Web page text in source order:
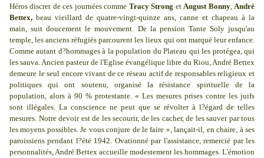
Héros discret de ces journées comme Tracy Strong etAugust Bonny,André
Bettex, beau vieillard de quatre-vingt-quinze ans, canne et chapeau à la
main, suit doucement le mouvement. De la pension Tante Soly jusqu'au
temple, les anciens réfugiés parcourent les lieux qui ont marqué leur enfance.
Comme autant d?hommages à la population du Plateau qui les protégea, qui
les sauva. Ancien pasteur de l'Eglise évangélique libre du Riou, André Bettex
demeure le seul encore vivant de ce réseau actif de responsables religieux et
politiques qui ont soutenu, organisé la résistance spirituelle de la
population, alors à 90 % protestante. « Les mesures prises contre les juifs
sont illégales. La conscience ne peut que se révolter à l?égard de telles
mesures. Notre devoir est de les secourir, de les cacher, de les sauver par tous
les moyens possibles. Je vous conjure de le faire », lançait-il, en chaire, à ses
paroissiens pendant l?été 1942. Ovationné par l'assistance, remercié par les
personnalités, André Bettex accueille modestement les hommages. L'émotion